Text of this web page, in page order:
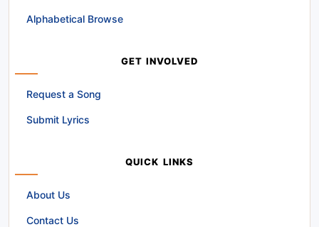
Alphabetical Browse
GET INVOLVED
Request a Song
Submit Lyrics
QUICK LINKS
About Us
Contact Us